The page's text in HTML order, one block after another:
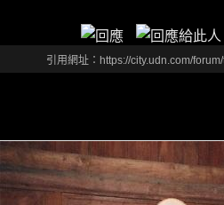
引用網址：https://city.udn.com/